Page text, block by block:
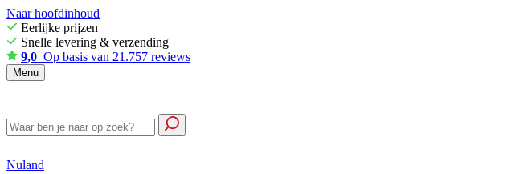
Naar hoofdinhoud
Eerlijke prijzen
Snelle levering & verzending
9,0 Op basis van 21.757 reviews
Menu
Nuland